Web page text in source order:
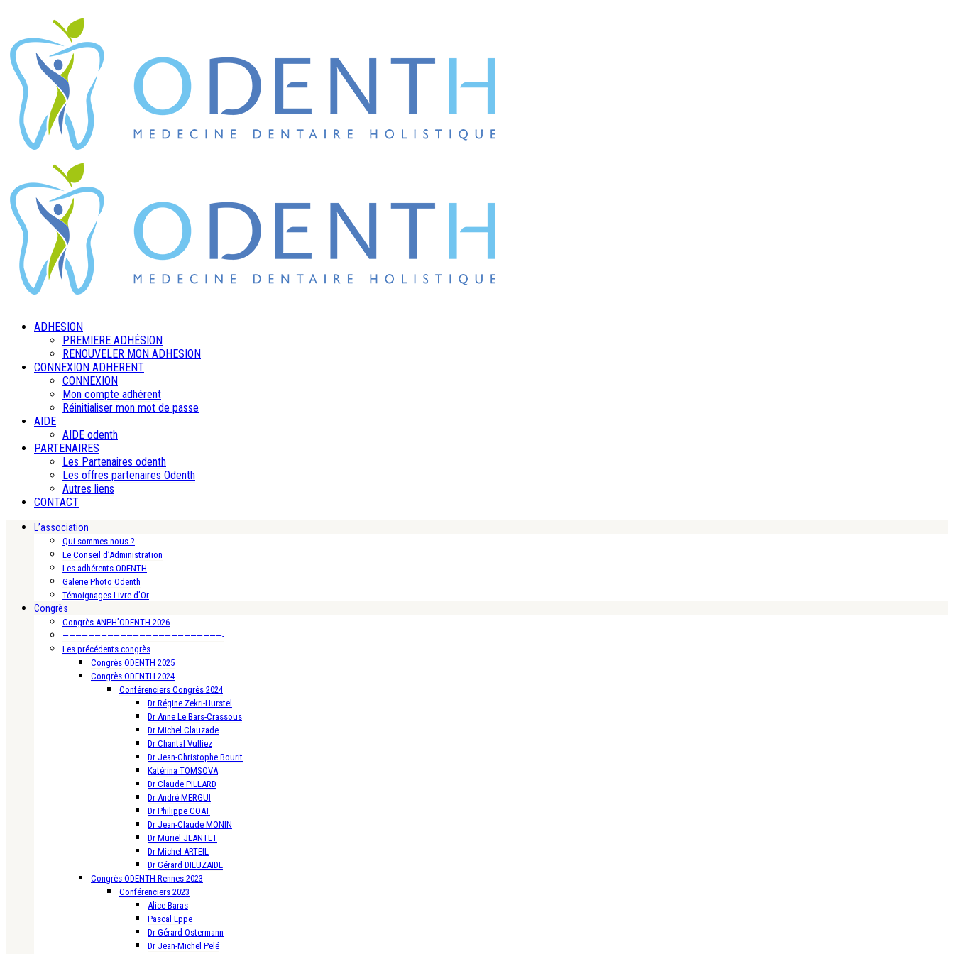
ADHESION
PREMIERE ADHÉSION
RENOUVELER MON ADHESION
CONNEXION ADHERENT
CONNEXION
Mon compte adhérent
Réinitialiser mon mot de passe
AIDE
AIDE odenth
PARTENAIRES
Les Partenaires odenth
Les offres partenaires Odenth
Autres liens
CONTACT
L’association
Qui sommes nous ?
Le Conseil d’Administration
Les adhérents ODENTH
Galerie Photo Odenth
Témoignages Livre d’Or
Congrès
Congrès ANPH’ODENTH 2026
—————————————————————————-
Les précédents congrès
Congrès ODENTH 2025
Congrès ODENTH 2024
Conférenciers Congrès 2024
Dr Régine Zekri-Hurstel
Dr Anne Le Bars-Crassous
Dr Michel Clauzade
Dr Chantal Vulliez
Dr Jean-Christophe Bourit
Katérina TOMSOVA
Dr Claude PILLARD
Dr André MERGUI
Dr Philippe COAT
Dr Jean-Claude MONIN
Dr Muriel JEANTET
Dr Michel ARTEIL
Dr Gérard DIEUZAIDE
Congrès ODENTH Rennes 2023
Conférenciers 2023
Alice Baras
Pascal Eppe
Dr Gérard Ostermann
Dr Jean-Michel Pelé